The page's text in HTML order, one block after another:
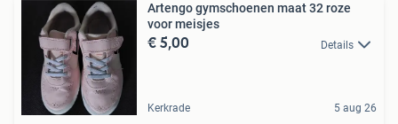
Artengo gymschoenen maat 32 roze
voor meisjes
€ 5,00 Details
Kerkrade 5 aug 26